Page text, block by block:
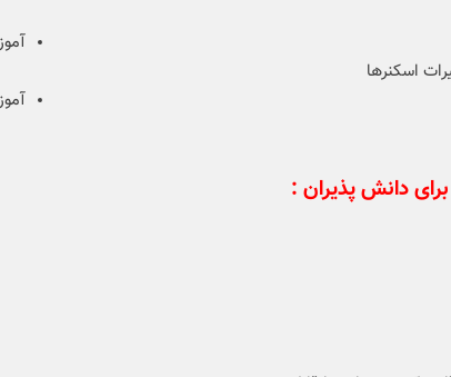
اسکنرها
برای دانش پذیران :